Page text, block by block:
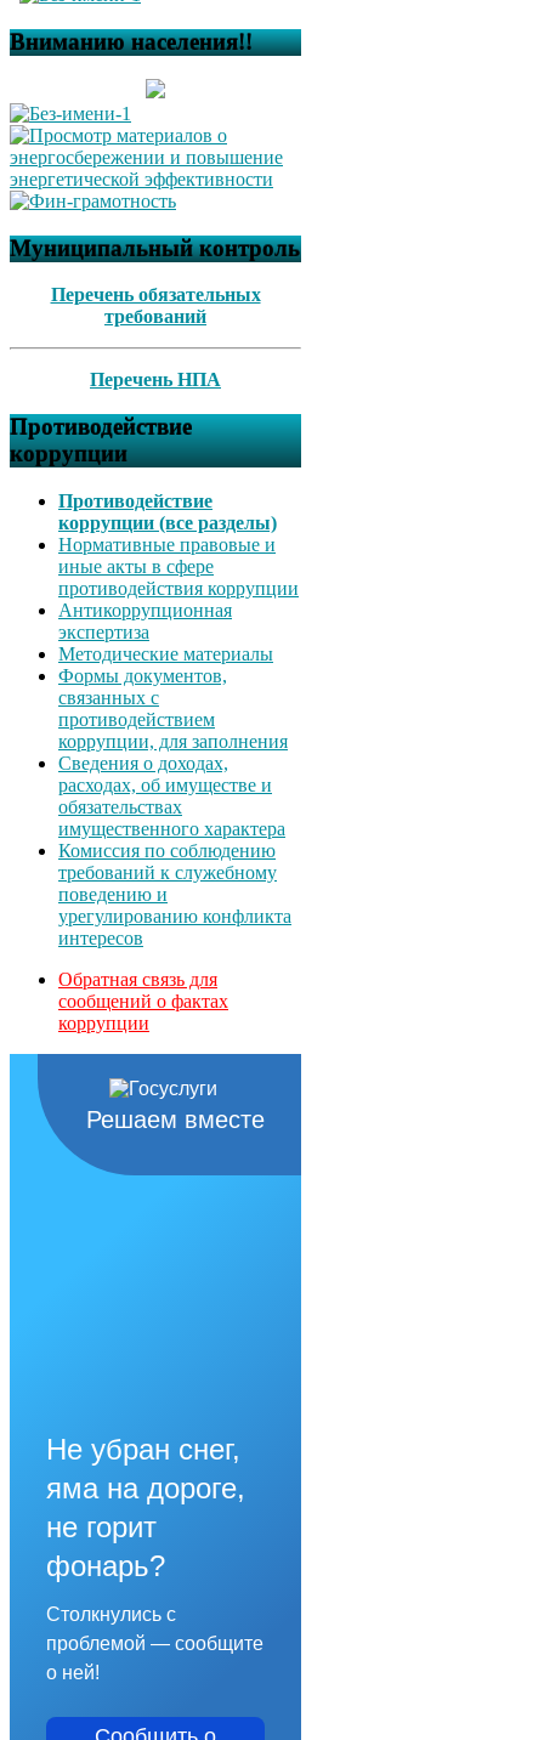
Вниманию населения!!
Муниципальный контроль
Перечень обязательных
требований
Перечень НПА
Противодействие
коррупции
Противодействие
коррупции (все разделы)
Нормативные правовые и
иные акты в сфере
противодействия коррупции
Антикоррупционная
экспертиза
Методические материалы
Формы документов,
связанных с
противодействием
коррупции, для заполнения
Сведения о доходах,
расходах, об имуществе и
обязательствах
имущественного характера
Комиссия по соблюдению
требований к служебному
поведению и
урегулированию конфликта
интересов
Обратная связь для
сообщений о фактах
коррупции
Решаем вместе
Не убран снег,
яма на дороге,
не горит
фонарь?
Столкнулись с
проблемой — сообщите
о ней!